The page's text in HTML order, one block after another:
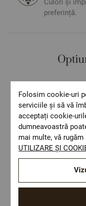
Culori și
preferință.
Folosim cookie-uri
serviciile și să vă
acceptați cookie-
dumneavoastră
mai multe, vă
UTILIZARE ȘI